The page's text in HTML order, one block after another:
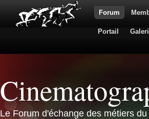
Forum
Portail
Le Forum d'échange des métiers